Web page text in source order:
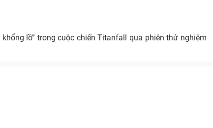
lồ” trong cuộc chiến Titanfall qua phiên thử nghiệm